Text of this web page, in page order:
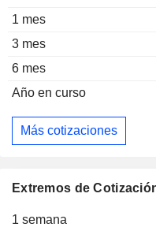
1 mes
3 mes
6 mes
Año en curso
Más cotizaciones
Extremos de
1 semana